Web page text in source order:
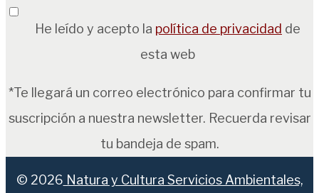
He leído y acepto la política de privacidad de
esta web
*Te llegará un correo electrónico para confirmar tu
suscripción a nuestra newsletter. Recuerda revisar
tu bandeja de spam.
© 2026 Natura y Cultura Servicios Ambientales,